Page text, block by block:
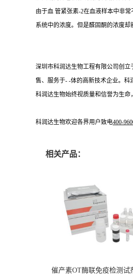
由于血 管紧张素-2在血液样本中非
系统中的浓度。但是醛固酮的浓度却
深圳市科润达生物工程有限公司创立
售、服务于- -体的高新技术企业。科
科润达生物始终视质量和信誉为生
科润达生物欢迎各界用户致电400-
相关产品：
催产素OT酶联免疫检测试